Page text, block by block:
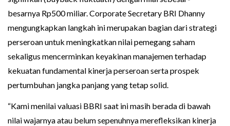
besarnya Rp500 miliar. Corporate Secretary BRI Dhanny
mengungkapkan langkah ini merupakan bagian dari strategi
perseroan untuk meningkatkan nilai pemegang saham
sekaligus mencerminkan keyakinan manajemen terhadap
kekuatan fundamental kinerja perseroan serta prospek
pertumbuhan jangka panjang yang tetap solid.
“Kami menilai valuasi BBRI saat ini masih berada di bawah
nilai wajarnya atau belum sepenuhnya merefleksikan kinerja